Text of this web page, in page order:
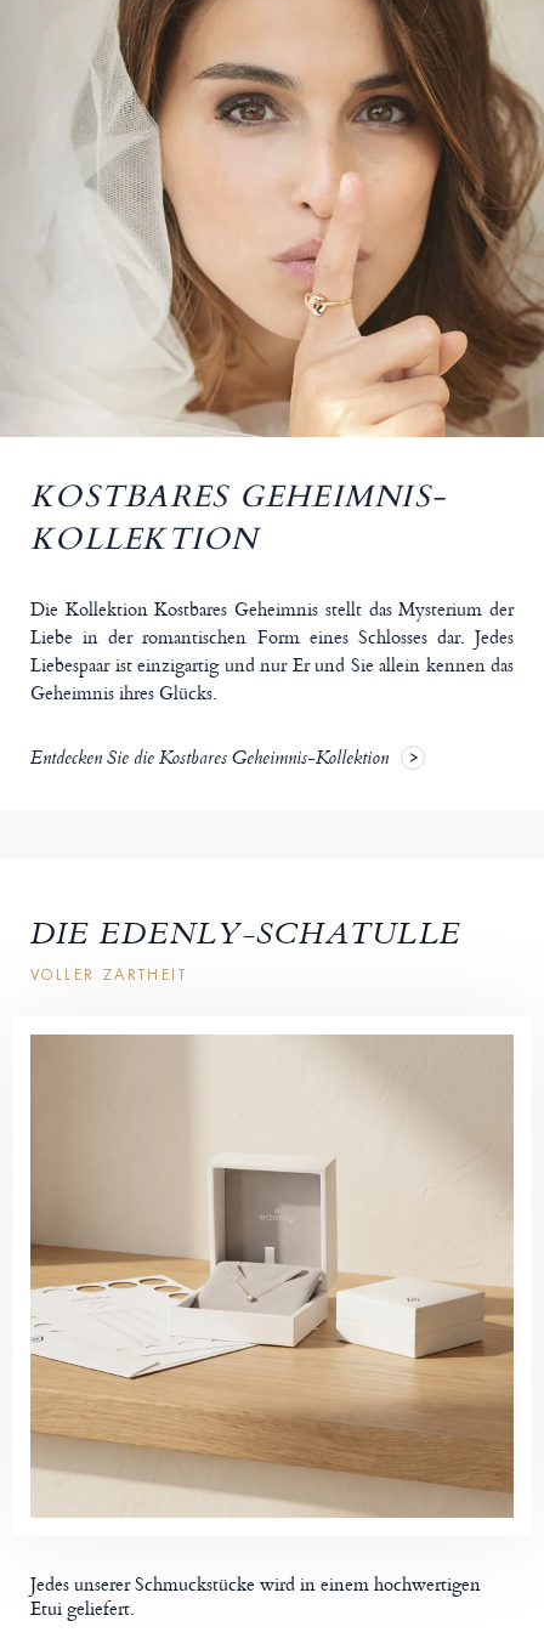
KOSTBARES GEHEIMNIS-
KOLLEKTION
Die Kollektion Kostbares Geheimnis stellt das Mysterium der
Liebe in der romantischen Form eines Schlosses dar. Jedes
Liebespaar ist einzigartig und nur Er und Sie allein kennen das
Geheimnis ihres Glücks.
Entdecken Sie die Kostbares Geheimnis-Kollektion
DIE EDENLY-SCHATULLE
VOLLER ZARTHEIT
Jedes unserer Schmuckstücke wird in einem hochwertigen
Etui geliefert.